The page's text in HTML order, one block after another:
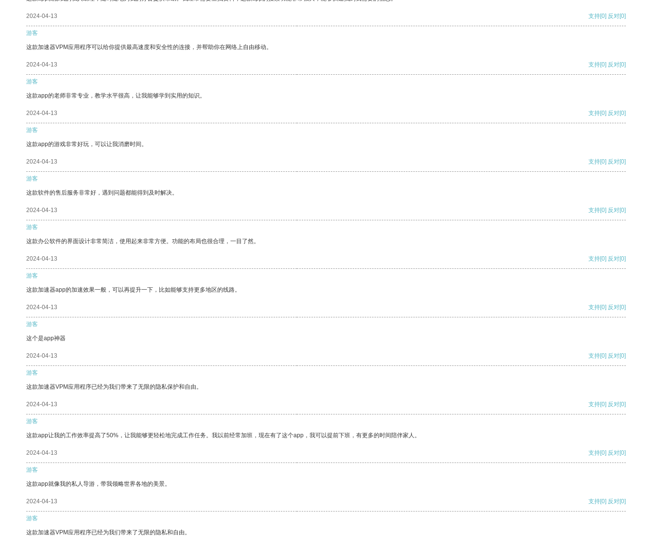
2024-04-13 支持[0] 反对[0]
游客
这款加速器VPM应用程序可以给你提供最高速度和安全性的连接，并帮助你在网络上自由移动。
2024-04-13 支持[0] 反对[0]
游客
这款app的老师非常专业，教学水平很高，让我能够学到实用的知识。
2024-04-13 支持[0] 反对[0]
游客
这款app的游戏非常好玩，可以让我消磨时间。
2024-04-13 支持[0] 反对[0]
游客
这款软件的售后服务非常好，遇到问题都能得到及时解决。
2024-04-13 支持[0] 反对[0]
游客
这款办公软件的界面设计非常简洁，使用起来非常方便。功能的布局也很合理，一目了然。
2024-04-13 支持[0] 反对[0]
游客
这款加速器app的加速效果一般，可以再提升一下，比如能够支持更多地区的线路。
2024-04-13 支持[0] 反对[0]
游客
这个是app神器
2024-04-13 支持[0] 反对[0]
游客
这款加速器VPM应用程序已经为我们带来了无限的隐私保护和自由。
2024-04-13 支持[0] 反对[0]
游客
这款app让我的工作效率提高了50%，让我能够更轻松地完成工作任务。我以前经常加班，现在有了这个app，我可以提前下班，有更多的时间陪伴家人。
2024-04-13 支持[0] 反对[0]
游客
这款app就像我的私人导游，带我领略世界各地的美景。
2024-04-13 支持[0] 反对[0]
游客
这款加速器VPM应用程序已经为我们带来了无限的隐私和自由。